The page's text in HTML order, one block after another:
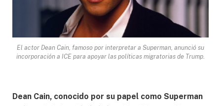
El actor Dean Cain, famoso por interpretar a Superman, anunció su
incorporación a ICE para apoyar las políticas migratorias de Trump.
Dean Cain, conocido por su papel como Superman